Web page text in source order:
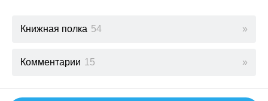
Книжная полка 54
Комментарии 15